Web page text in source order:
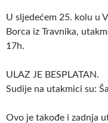
U sljedećem 25. kolu u
Borca iz Travnika,
17h.
ULAZ JE BESPLATAN.
Sudije na utakmici su:
Ovo je takođe i zadnja